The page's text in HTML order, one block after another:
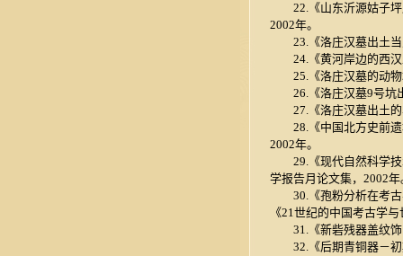
22.《山东沂源姑子坪
2002年。
23.《洛庄汉墓出土当
24.《黄河岸边的西汉
25.《洛庄汉墓的动物
26.《洛庄汉墓9号坑出
27.《洛庄汉墓出土的
28.《中国北方史前遗
2002年。
29.《现代自然科学技
学报告月论文集，2002年
30.《孢粉分析在考古
《21世纪的中国考古学
31.《新砦残器盖纹饰
32.《后期青铜器－初